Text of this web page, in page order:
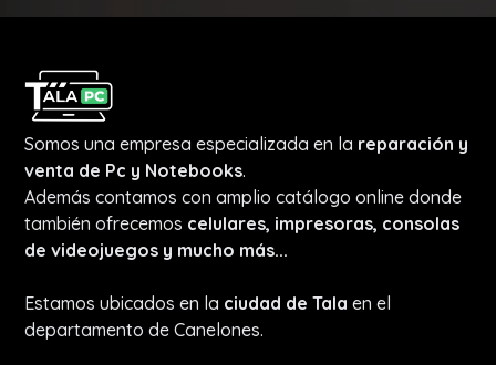
Somos una empresa especializada en la reparación y
venta de Pc y Notebooks.
Además contamos con amplio catálogo online donde
también ofrecemos celulares, impresoras, consolas
de videojuegos y mucho más...
Estamos ubicados en la ciudad de Tala en el
departamento de Canelones.